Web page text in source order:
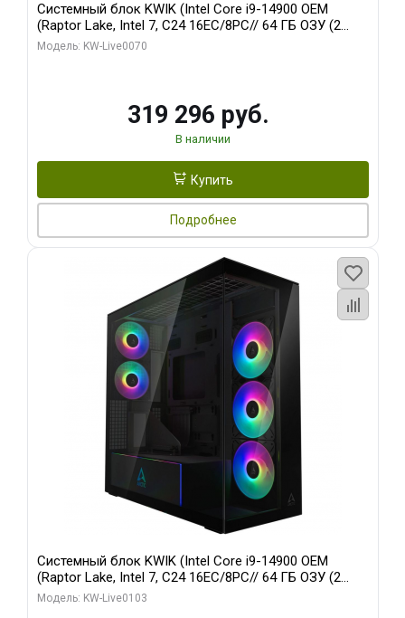
Системный блок KWIK (Intel Core i9-14900 OEM
(Raptor Lake, Intel 7, C24 16EC/8PC// 64 ГБ ОЗУ (2
модуля)/ Gigabyte RTX5080 XTREME WATERFORCE
Модель: KW-Live0070
319 296 руб.
В наличии
Купить
Подробнее
Системный блок KWIK (Intel Core i9-14900 OEM
(Raptor Lake, Intel 7, C24 16EC/8PC// 64 ГБ ОЗУ (2
модуля)/ Afox RTX4090 24GB GDDR6X 384-Bit 3xDP
Модель: KW-Live0103